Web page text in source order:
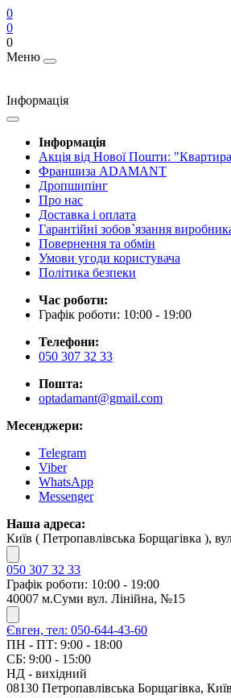
0
0
0
Меню
Інформація
Інформація
Акція від Нової Пошти:
Франшиза ADAMANT
Дропшипінг
Про нас
Доставка і оплата
Гарантійні зобов`язання
Повернення та обмін
Умови угоди користувача
Політика безпеки
Час роботи:
Графік роботи: 10:00 - 19:00
Телефони:
050 307 32 33
Пошта:
optadamant@gmail.com
Месенджери:
Telegram
Viber
WhatsApp
Messenger
Наша адреса:
Київ ( Петропавлівська Борщагівка ),
050 307 32 33
Графік роботи: 10:00 - 19:00
40007 м.Суми вул. Лінійна, №15
Євген, тел: 050-644-43-60
ПН - ПТ: 9:00 - 18:00
СБ: 9:00 - 15:00
НД - вихідний
08130 Петропавлівська Борщагівка,